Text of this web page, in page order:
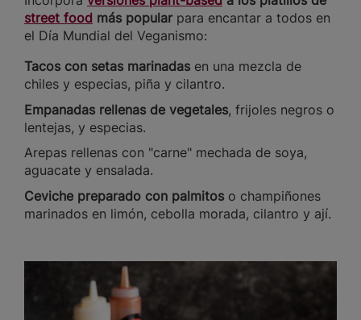
street food más popular para encantar a todos en
el Día Mundial del Veganismo:
Tacos con setas marinadas en una mezcla de
chiles y especias, piña y cilantro.
Empanadas rellenas de vegetales, frijoles negros o
lentejas, y especias.
Arepas rellenas con "carne" mechada de soya,
aguacate y ensalada.
Ceviche preparado con palmitos o champiñones
marinados en limón, cebolla morada, cilantro y ají.